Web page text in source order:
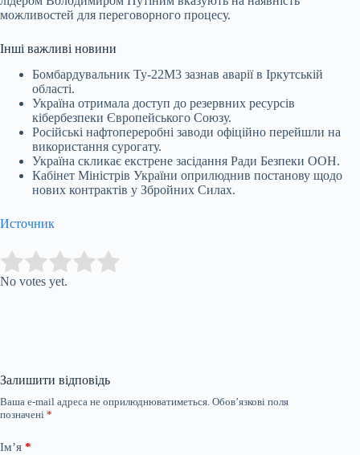
можливостей для переговорного процесу.
Інші важливі новини
Бомбардувальник Ту-22M3 зазнав аварії в Іркутській
області.
Україна отримала доступ до резервних ресурсів
кібербезпеки Європейського Союзу.
Російські нафтопереробні заводи офіційно перейшли на
використання сурогату.
Україна скликає екстрене засідання Ради Безпеки ООН.
Кабінет Міністрів України оприлюднив постанову щодо
нових контрактів у Збройних Силах.
Источник
Rate this item:
No votes yet.
Залишити відповідь
Ваша e-mail адреса не оприлюднюватиметься. Обов’язкові поля
позначені *
Ім’я *